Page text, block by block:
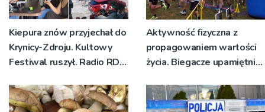
Kiepura znów przyjechał do
Krynicy-Zdroju. Kultowy
Festiwal ruszył. Radio RDN
żywo [ZDJĘCIA]
Aktywność fizyczna z
propagowaniem wartości
życia. Biegacze upamiętnili